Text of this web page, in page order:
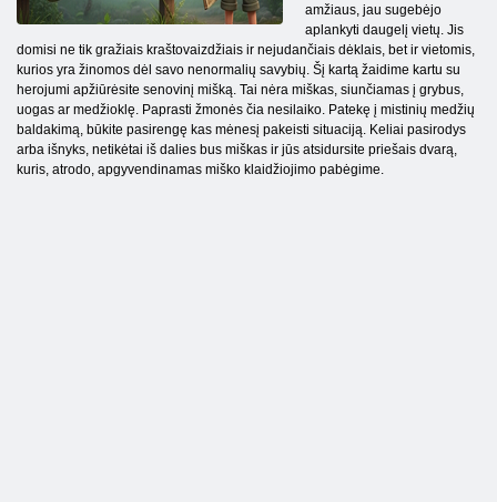
amžiaus, jau sugebėjo
aplankyti daugelį vietų. Jis
domisi ne tik gražiais kraštovaizdžiais ir nejudančiais dėklais, bet ir vietomis,
kurios yra žinomos dėl savo nenormalių savybių. Šį kartą žaidime kartu su
herojumi apžiūrėsite senovinį mišką. Tai nėra miškas, siunčiamas į grybus,
uogas ar medžioklę. Paprasti žmonės čia nesilaiko. Patekę į mistinių medžių
baldakimą, būkite pasirengę kas mėnesį pakeisti situaciją. Keliai pasirodys
arba išnyks, netikėtai iš dalies bus miškas ir jūs atsidursite priešais dvarą,
kuris, atrodo, apgyvendinamas miško klaidžiojimo pabėgime.